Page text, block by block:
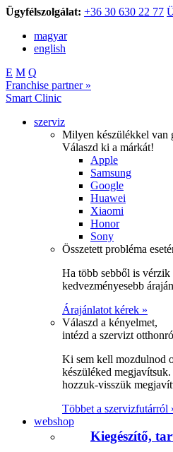
Ügyfélszolgálat: +36 30 630 22 77
magyar
english
E M Q
Franchise partner »
Smart Clinic
szerviz
Milyen készülékkel van
Válaszd ki a márkát!
Apple
Samsung
Google
Huawei
Xiaomi
Honor
Sony
Összetett probléma
Ha több sebből is
kedvezményesebb
Árajánlatot kérek »
Válaszd a kényelmet,
intézd a szervizt
Ki sem kell mozdulnod
készüléked
hozzuk-visszük
Többet a szervizfutárról
webshop
Kiegészítő,